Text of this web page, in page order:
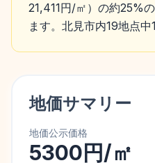
21,411円/㎡）の約25%
ます。北見市内19地点中
地価サマリー
地価公示価格
5300円/㎡